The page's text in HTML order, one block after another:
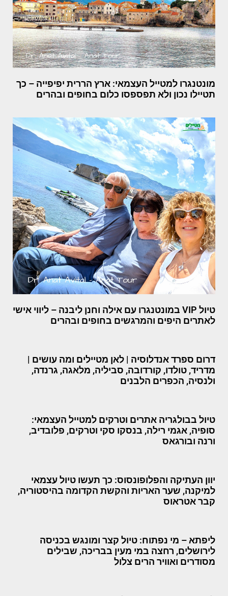
מונטנגרו למטייל העצמאי: ארץ הררית יפיפייה – כך
תטיילו נכון ולא תפספסו כלום בחופים ובהרים
טיול VIP במונטנגרו עם אילה וחנן ליבנה – ליווי אישי
לאתרים היפים והמרגשים בחופים ובהרים
דרום ספרד אנדלוסיה | לאן מטיילים ומה עושים |
מדריד, טולדו, קורדובה, סביליה, מלאגה, גרנדה,
ולנסיה, הכפרים הלבנים
טיול בבולגריה אתרים וטרקים למטייל העצמאי:
סופיה, אגמי רילה, בנסקו סקי וטרקים, פלובדיב,
ורנה ובורגאס
יוון העתיקה והפלופונסוס: כך תעשו טיול עצמאי
למיקנה, שער האריות והקשת הקדומה בהיסטוריה,
קבר אטראוס
ליפתא – מי נפתוח: טיול קצר ומונגש בכניסה
לירושלים, רחצה במי מעין בבריכה, שבילים
מסודרים ואוויר הרים צלול